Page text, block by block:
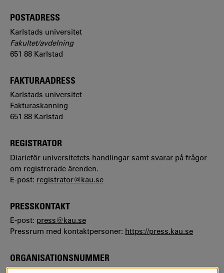
POSTADRESS
Karlstads universitet
Fakultet/avdelning
651 88 Karlstad
FAKTURAADRESS
Karlstads universitet
Fakturaskanning
651 88 Karlstad
REGISTRATOR
Diarieför universitetets handlingar samt svarar på frågor
om registrerade ärenden.
E-post: registrator@kau.se
PRESSKONTAKT
E-post: press@kau.se
Pressrum med kontaktpersoner: https://press.kau.se
ORGANISATIONSNUMMER